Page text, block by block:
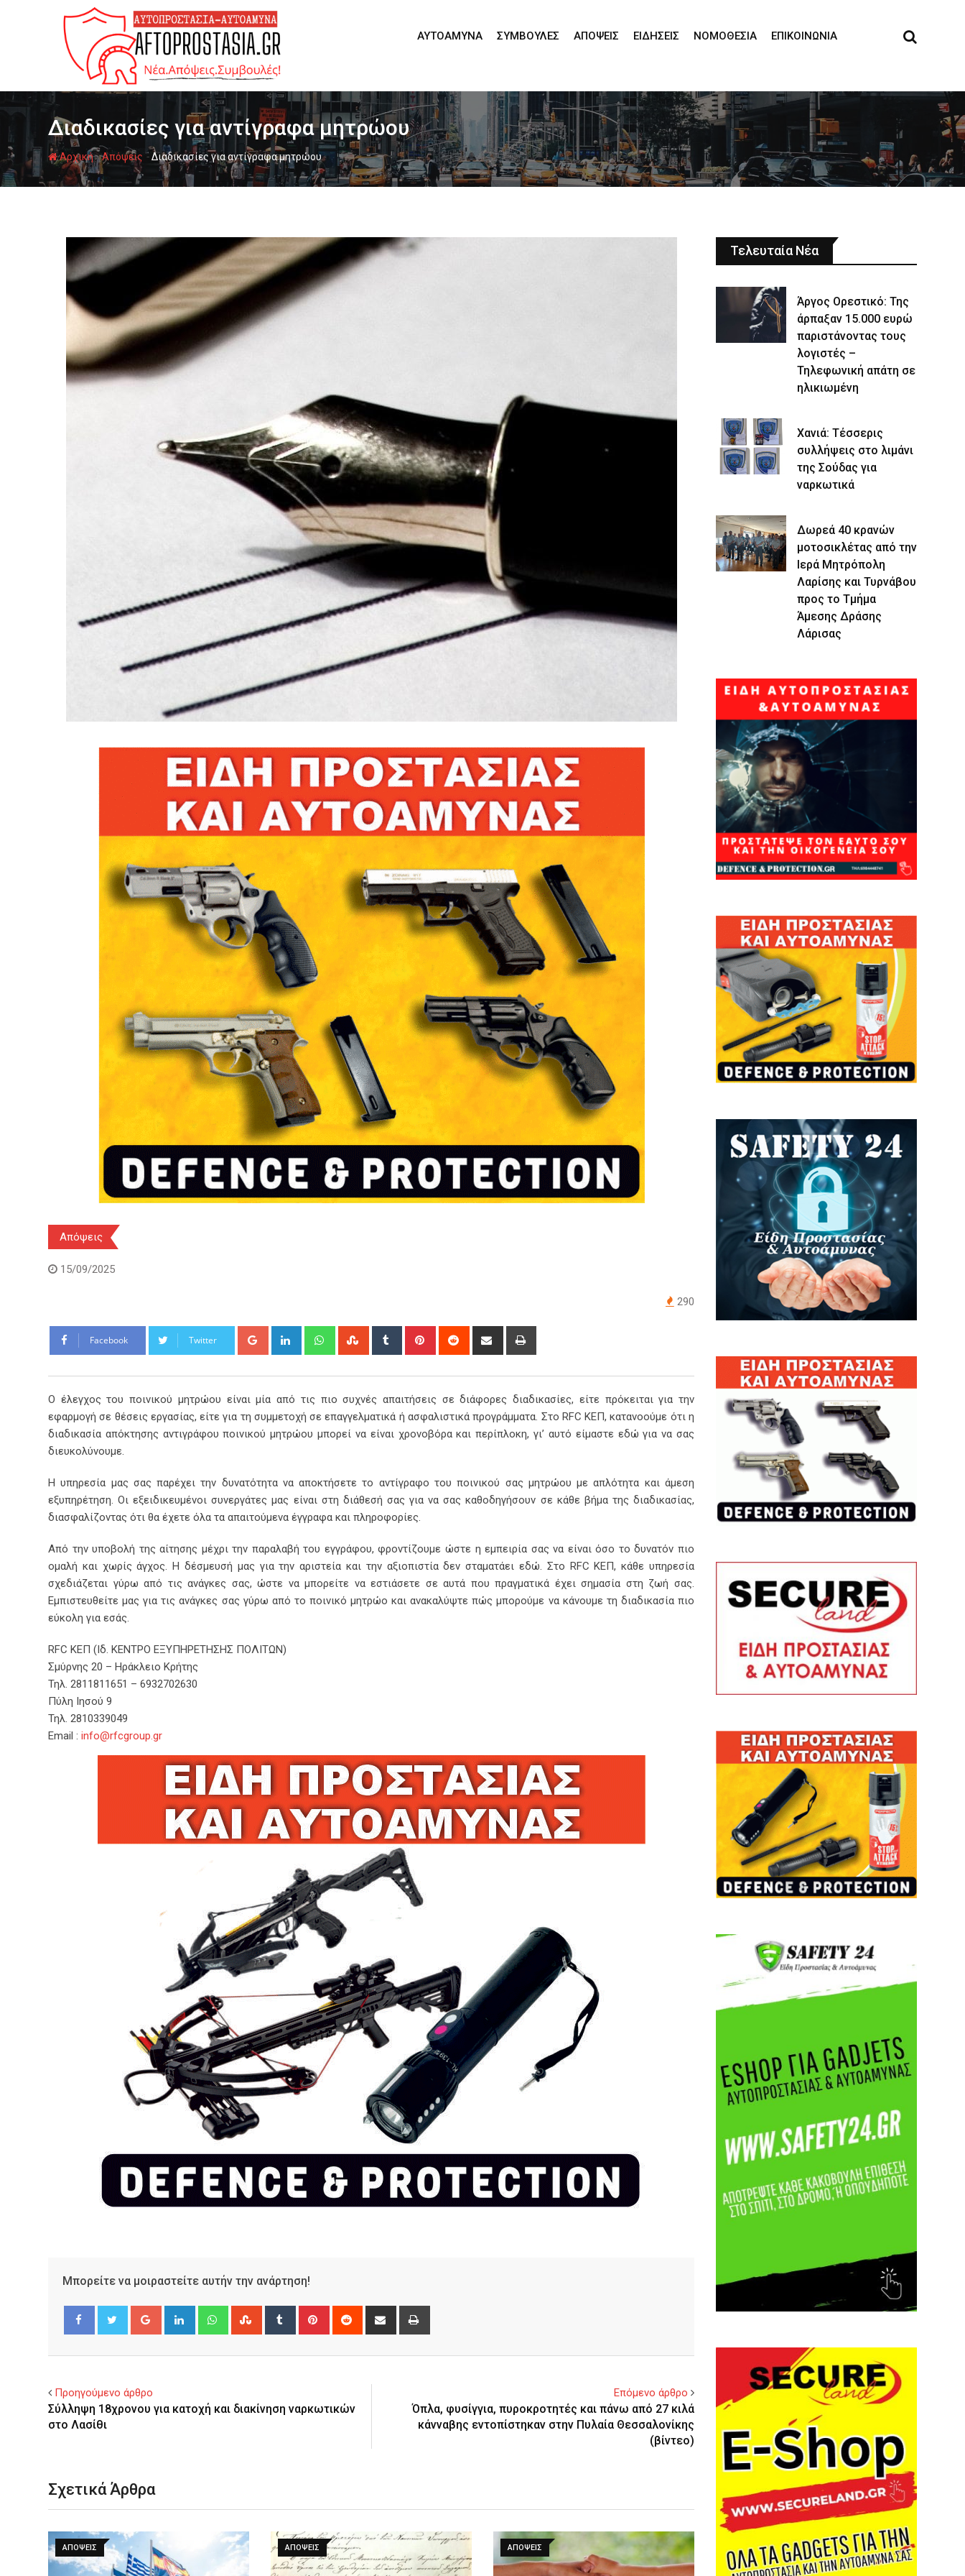
ΑΥΤΟΆΜΥΝΑ
ΣΥΜΒΟΥΛΈΣ ΑΠΌΨΕΙΣ ΕΙΔΉΣΕΙΣ ΝΟΜΟΘΕΣΊΑ ΕΠΙΚΟΙΝΩΝΊΑ
Διαδικασίες για αντίγραφα μητρώου
Αρχική-Απόψεις -Διαδικασίες για αντίγραφα μητρώου
Απόψεις
15/09/2025
290
Facebook Twitter Google+ LinkedIn WhatsappStumbleUpon
Tumblr Pinterest Reddit
Share
Ο έλεγχος του ποινικού μητρώου είναι μία από τις πιο συχνές απαιτήσεις σε διάφορες διαδικασίες, είτε πρόκειται για την
εφαρμογή σε θέσεις εργασίας, είτε για τη συμμετοχή σε επαγγελματικά ή ασφαλιστικά προγράμματα. Στο RFC ΚΕΠ, κατανοούμε ότι η
διαδικασία απόκτησης αντιγράφου ποινικού μητρώου μπορεί να είναι χρονοβόρα και περίπλοκη, γι’ αυτό είμαστε εδώ για να σας
διευκολύνουμε.
Η υπηρεσία μας σας παρέχει την δυνατότητα να αποκτήσετε το αντίγραφο του ποινικού σας μητρώου με απλότητα και άμεση
εξυπηρέτηση. Οι εξειδικευμένοι συνεργάτες μας είναι στη διάθεσή σας για να σας καθοδηγήσουν σε κάθε βήμα της διαδικασίας,
διασφαλίζοντας ότι θα έχετε όλα τα απαιτούμενα έγγραφα και πληροφορίες.
Από την υποβολή της αίτησης μέχρι την παραλαβή του εγγράφου, φροντίζουμε ώστε η εμπειρία σας να είναι όσο το δυνατόν πιο
ομαλή και χωρίς άγχος. Η δέσμευσή μας για την αριστεία και την αξιοπιστία δεν σταματάει εδώ. Στο RFC ΚΕΠ, κάθε υπηρεσία
σχεδιάζεται γύρω από τις ανάγκες σας, ώστε να μπορείτε να εστιάσετε σε αυτά που πραγματικά έχει σημασία στη ζωή σας.
Εμπιστευθείτε μας για τις ανάγκες σας γύρω από το ποινικό μητρώο και ανακαλύψτε πώς μπορούμε να κάνουμε τη διαδικασία πιο
εύκολη για εσάς.
RFC KEΠ (Ιδ. ΚΕΝΤΡΟ ΕΞΥΠΗΡΕΤΗΣΗΣ ΠΟΛΙΤΩΝ)
Σμύρνης 20 – Ηράκλειο Κρήτης
Τηλ. 2811811651 – 6932702630
Πύλη Ιησού 9
Τηλ. 2810339049
Email : info@rfcgroup.gr
Μπορείτε να μοιραστείτε αυτήν την ανάρτηση!
Google+ LinkedIn WhatsappStumbleUpon
Tumblr Pinterest Reddit
Share
Προηγούμενο άρθρο
Σύλληψη 18χρονου για κατοχή και διακίνηση ναρκωτικών
στο Λασίθι
Επόμενο άρθρο
Όπλα, φυσίγγια, πυροκροτητές και πάνω από 27 κιλά
κάνναβης εντοπίστηκαν στην Πυλαία Θεσσαλονίκης
(βίντεο)
Σχετικά Άρθρα
ΑΠΌΨΕΙΣ ΑΠΌΨΕΙΣ ΑΠΌΨΕΙΣ
Τελευταία Νέα
Άργος Ορεστικό: Της
άρπαξαν 15.000 ευρώ
παριστάνοντας τους
λογιστές –
Τηλεφωνική απάτη σε
ηλικιωμένη
Χανιά: Τέσσερις
συλλήψεις στο λιμάνι
της Σούδας για
ναρκωτικά
Δωρεά 40 κρανών
μοτοσικλέτας από την
Ιερά Μητρόπολη
Λαρίσης και Τυρνάβου
προς το Τμήμα
Άμεσης Δράσης
Λάρισας